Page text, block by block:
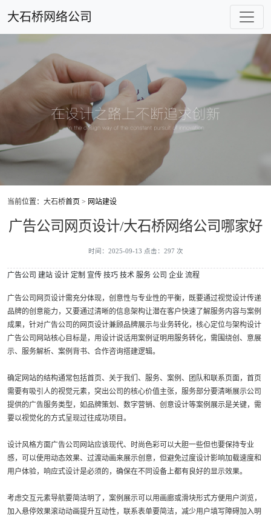
大石桥网络公司
当前位置：大石桥首页 > 网站建设
广告公司网页设计/大石桥网络公司哪家好
时间：2025-09-13 点击：297 次
广告公司 建站 设计 定制 宣传 技巧 技术 服务 公司 企业 流程
广告公司网页设计需充分体现，创意性与专业性的平衡，既要通过视觉设计传递
品牌的创意能力，又要通过清晰的信息架构让潜在客户快速了解服务内容与案例
成果，针对广告公司的网页设计兼顾品牌展示与业务转化，核心定位与架构设计
广告公司网站核心目标是，用设计说话用案例证明用服务转化，需围绕创、意展
示、服务解析、案例背书、合作咨询搭建逻辑。
确定网站的结构通常包括首页、关于我们、服务、案例、团队和联系页面，首页
需要有吸引人的视觉元素，突出公司的核心价值主张，服务部分要清晰展示公司
提供的广告服务类型，如品牌策划、数字营销、创意设计等案例展示是关键，需
要以视觉化的方式呈现过往成功项目。
设计风格方面广告公司网站应该现代、时尚色彩可以大胆一些但也要保持专业
感，可以使用动态效果、过渡动画来展示创意，但避免过度设计影响加载速度和
用户体验，响应式设计是必须的，确保在不同设备上都有良好的显示效果。
考虑交互元素导航要简洁明了，案例展示可以用画廊或滑块形式方便用户浏览，
加入悬停效果滚动动画提升互动性，联系表单要简洁，减少用户填写障碍加入明